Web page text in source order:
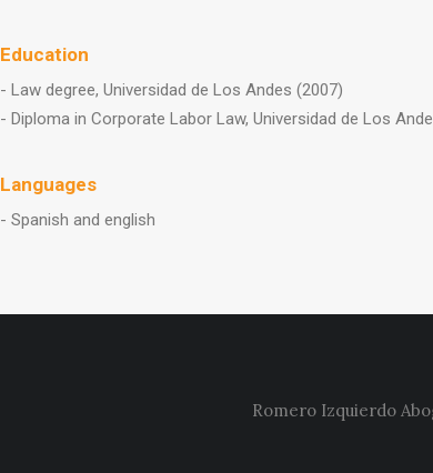
Education
- Law degree, Universidad de Los Andes (2007)
- Diploma in Corporate Labor Law, Universidad de Los
Languages
- Spanish and english
Romero Izquierdo